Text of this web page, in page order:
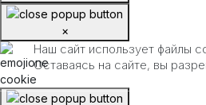
×
Наш сайт использует файлы
Оставаясь на сайте, вы